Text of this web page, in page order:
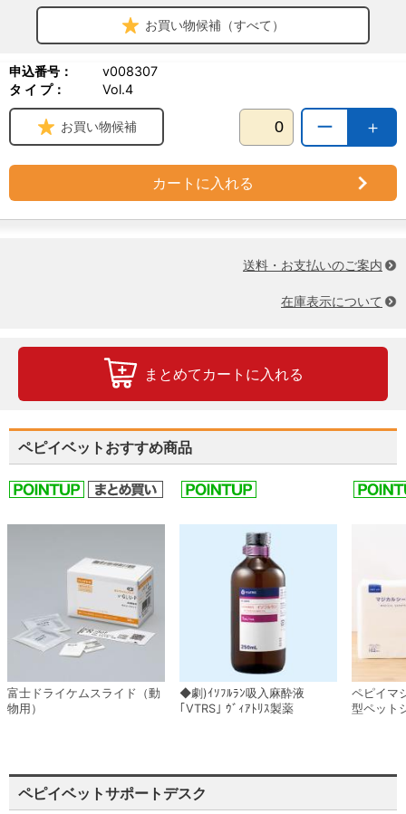
お買い物候補（すべて）
申込番号：
v008307
タ イ プ：
Vol.4
＋
ー
お買い物候補
カートに入れる
送料・お支払いのご案内
在庫表示について
まとめてカートに入れる
ペピイベットおすすめ商品
富士ドライケムスライド（動
物用）
◆劇)ｲｿﾌﾙﾗﾝ吸入麻酔液
｢VTRS｣ ｳﾞｨｱﾄﾘｽ製薬
ペピイマ
型ペット
ペピイベットサポートデスク